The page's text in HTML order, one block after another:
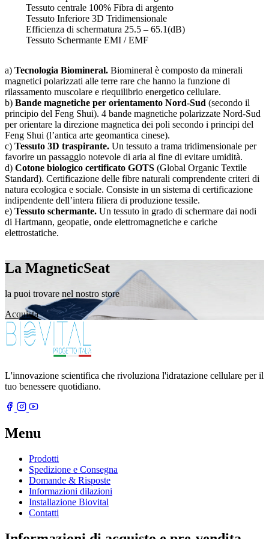
Tessuto centrale 100% Fibra di argento
Tessuto Inferiore 3D Tridimensionale
Efficienza di schermatura 25.5 – 65.1(dB)
Tessuto Schermante EMI / EMF
a) Tecnologia Biomineral. Biomineral è composto da minerali
magnetici polarizzati alle terre rare che hanno la funzione di
rilassamento muscolare e riequilibrio energetico cellulare.
b) Bande magnetiche per orientamento Nord-Sud (secondo il
principio del Feng Shui). 4 bande magnetiche polarizzate Nord-Sud
per orientare la direzione magnetica dei poli secondo i principi del
Feng Shui (l’antica arte geomantica cinese).
c) Tessuto 3D traspirante. Un tessuto a trama tridimensionale per
favorire un passaggio notevole di aria al fine di evitare umidità.
d) Cotone biologico certificato GOTS (Global Organic Textile
Standard). Certificazione delle fibre naturali comprendente criteri di
natura ecologica e sociale. Consiste in un sistema di certificazione
indipendente dell’intera filiera di produzione tessile.
e) Tessuto schermante. Un tessuto in grado di schermare dai nodi
di Hartmann, geopatie, onde elettromagnetiche e cariche
elettrostatiche.
La MagneticSeat
la puoi trovare nel nostro store
Acquista
L'innovazione scientifica che rivoluziona l'idratazione cellulare per il
tuo benessere quotidiano.
Menu
Prodotti
Spedizione e Consegna
Domande & Risposte
Informazioni dilazioni
Installazione Biovital
Contatti